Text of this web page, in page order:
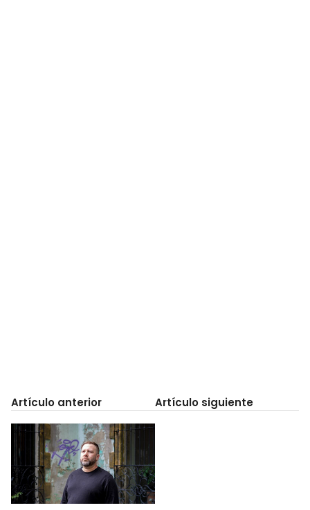
Artículo anterior Artículo siguiente